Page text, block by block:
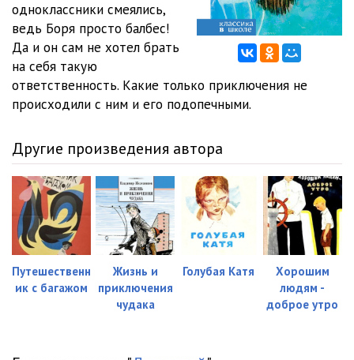
одноклассники смеялись,
ведь Боря просто балбес!
Да и он сам не хотел брать
на себя такую
ответственность. Какие только приключения не
происходили с ним и его подопечными.
Другие произведения автора
Путешественн
ик с багажом
Жизнь и
приключения
чудака
Голубая Катя
Хорошим
людям -
доброе утро